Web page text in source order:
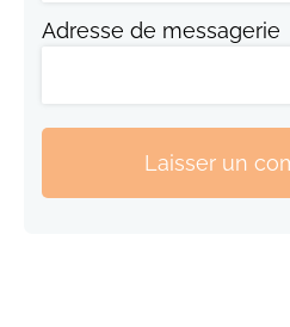
Adresse de messagerie
Laisser un